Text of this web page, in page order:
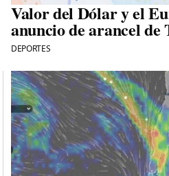
Valor del Dólar y el
anuncio de arancel
DEPORTES